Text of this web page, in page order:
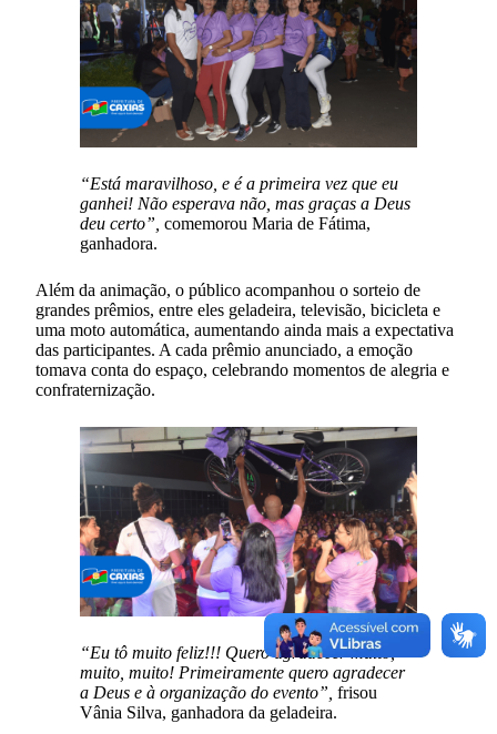
“Está maravilhoso, e é a primeira vez que eu
ganhei! Não esperava não, mas graças a Deus
deu certo”, comemorou Maria de Fátima,
ganhadora.
Além da animação, o público acompanhou o sorteio de
grandes prêmios, entre eles geladeira, televisão, bicicleta e
uma moto automática, aumentando ainda mais a expectativa
das participantes. A cada prêmio anunciado, a emoção
tomava conta do espaço, celebrando momentos de alegria e
confraternização.
“Eu tô muito feliz!!! Quero agradecer muito,
muito, muito! Primeiramente quero agradecer
a Deus e à organização do evento”, frisou
Vânia Silva, ganhadora da geladeira.